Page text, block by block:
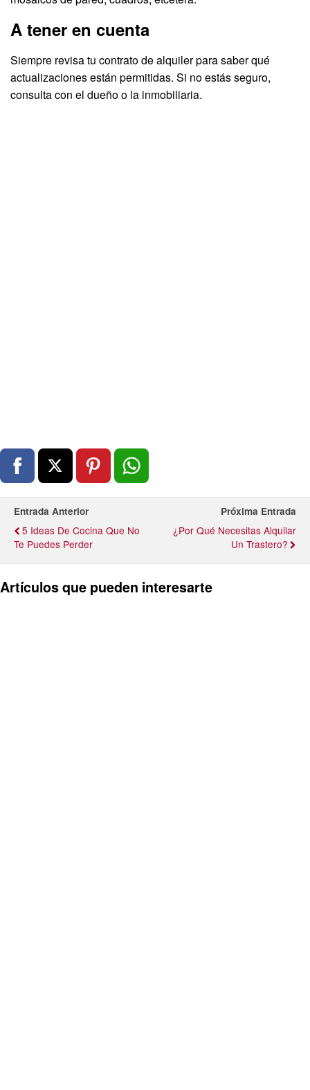
A tener en cuenta
Siempre revisa tu contrato de alquiler para saber qué
actualizaciones están permitidas. Si no estás seguro,
consulta con el dueño o la inmobiliaria.
Entrada Anterior
5 Ideas De Cocina Que No
Te Puedes Perder
Próxima Entrada
¿Por Qué Necesitas Alquilar
Un Trastero?
Artículos que pueden interesarte